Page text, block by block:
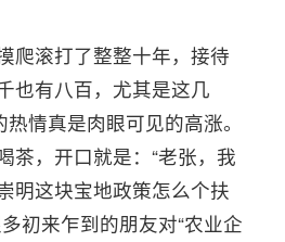
爬滚打了整整十年，接待
也有八百，尤其是这几
情真是肉眼可见的高涨。
茶，开口就是：“老张，我
明这块宝地政策怎么个扶
初来乍到的朋友对“农业企